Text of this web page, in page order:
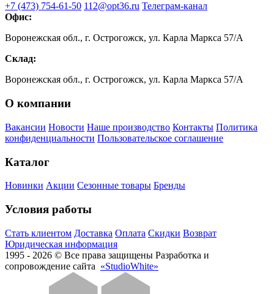
+7 (473) 754-61-50 112@opt36.ru Телеграм-канал
Офис:
Воронежская обл., г. Острогожск, ул. Карла Маркса 57/А
Склад:
Воронежская обл., г. Острогожск, ул. Карла Маркса 57/А
О компании
Вакансии Новости Наше производство Контакты Политика
конфиденциальности Пользовательское соглашение
Каталог
Новинки Акции Сезонные товары Бренды
Условия работы
Стать клиентом Доставка Оплата Скидки Возврат
Юридическая информация
1995 - 2026 © Все права защищены Разработка и
сопровождение сайта «StudioWhite»